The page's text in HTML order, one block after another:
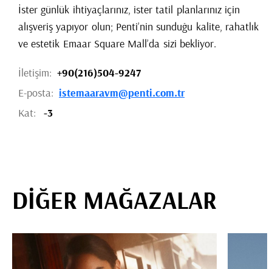
İster günlük ihtiyaçlarınız, ister tatil planlarınız için
alışveriş yapıyor olun; Penti’nin sunduğu kalite, rahatlık
ve estetik Emaar Square Mall’da sizi bekliyor.
İletişim: +90(216)504-9247
E-posta: istemaaravm@penti.com.tr
Kat:
-3
DİĞER MAĞAZALAR